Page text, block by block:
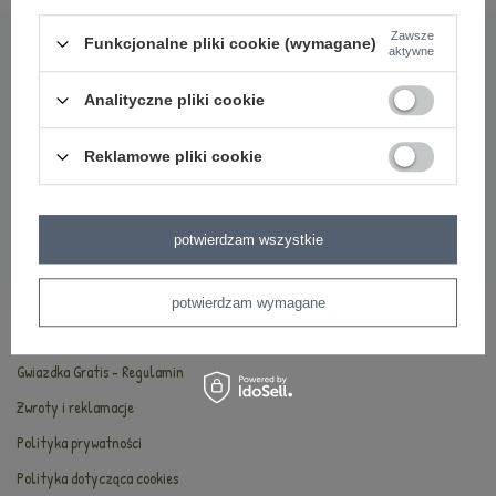
Najczęściej zadawane pytania
Bezpieczeństwo
Oryginalność
Oferta hurtowa
INFORMACJE
Kontakt
Gwiazdka Gratis - Regulamin
Zwroty i reklamacje
Polityka prywatności
Polityka dotycząca cookies
Funkcjonalne pliki cookie (wymagane)
Zawsze
aktywne
Analityczne pliki cookie
Reklamowe pliki cookie
potwierdzam wymagane
potwierdzam wszystkie